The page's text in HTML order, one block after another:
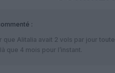
:
que Alitalia avait 2 vols par jour
que 4 mois pour l’instant.